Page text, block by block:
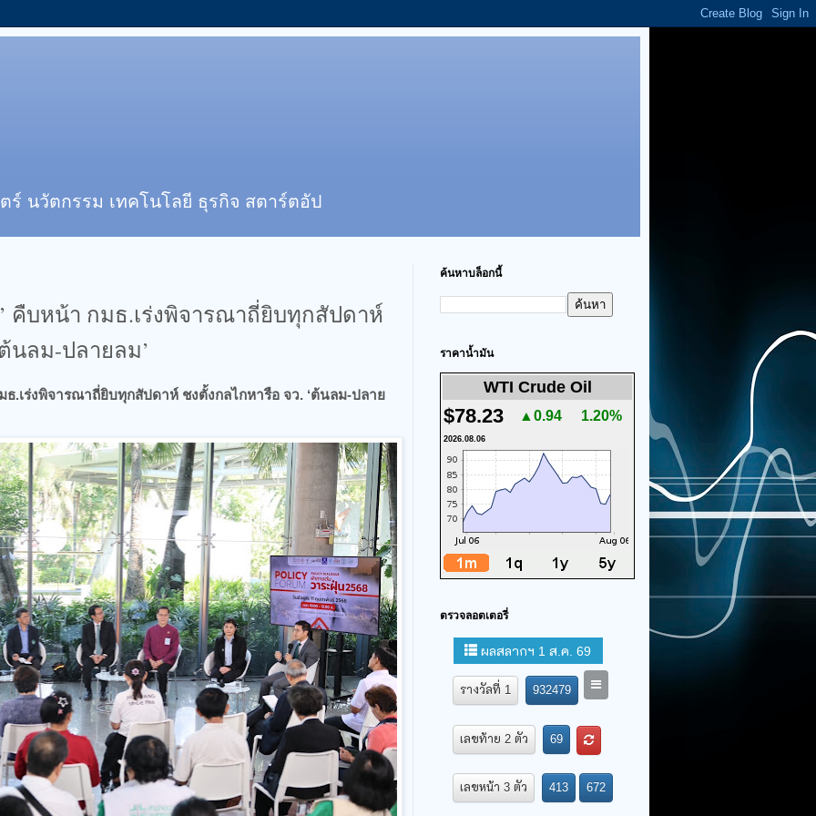
ร์ นวัตกรรม เทคโนโลยี ธุรกิจ สตาร์ตอัป
คืบหน้า​ กมธ.เร่งพิจารณาถี่ยิบทุกสัปดาห์​
นลม-ปลายลม’
ธ.เร่งพิจารณาถี่ยิบทุกสัปดาห์​ ชงตั้งกลไกหารือ จว. ‘ต้นลม-ปลาย
ค้นหาบล็อกนี้
ราคาน้ำมัน
WTI Crude Oil
$78.23 ▲0.94 1.20%
2026.08.06
ตรวจลอตเตอรี่